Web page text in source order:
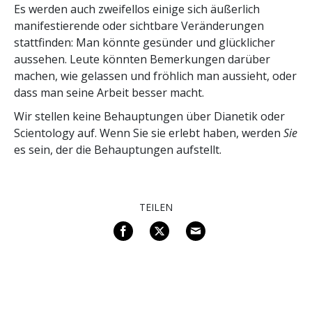
Es werden auch zweifellos einige sich äußerlich
manifestierende oder sichtbare Veränderungen
stattfinden: Man könnte gesünder und glücklicher
aussehen. Leute könnten Bemerkungen darüber
machen, wie gelassen und fröhlich man aussieht, oder
dass man seine Arbeit besser macht.
Wir stellen keine Behauptungen über Dianetik oder
Scientology auf. Wenn Sie sie erlebt haben, werden Sie
es sein, der die Behauptungen aufstellt.
TEILEN